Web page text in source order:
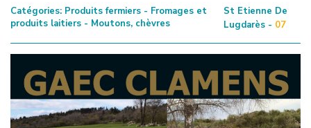
Catégories: Produits fermiers - Fromages et
produits laitiers - Moutons, chèvres
St Etienne De
Lugdarès - 07